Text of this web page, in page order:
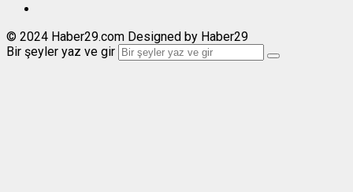
© 2024 Haber29.com Designed by Haber29
Bir şeyler yaz ve gir